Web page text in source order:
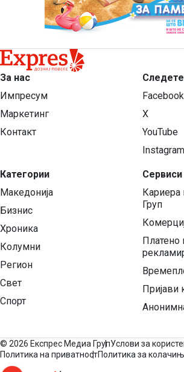
За нас
Импресум
Маркетинг
Контакт
Категории
Македонија
Бизнис
Хроника
Колумни
Регион
Свет
Спорт
Facebook
X
YouTube
Instagram
Сервиси
Кариера
Груп
Платено
Пријави
© 2026 Експрес Медиа ГрупУслови за
Политика на приватностПолитика за